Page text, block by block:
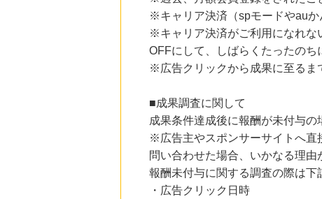
※キャリア決済（spモードやauか
※キャリア決済がご利用になれな
OFFにして、しばらくたったのち
※広告クリックから成果に至るま
■成果調査に関して
成果条件達成後に報酬が未付与の
※広告主やスポンサーサイトへ直
問い合わせた場合、いかなる理由
報酬未付与に関する調査の際は下
・広告クリック日時